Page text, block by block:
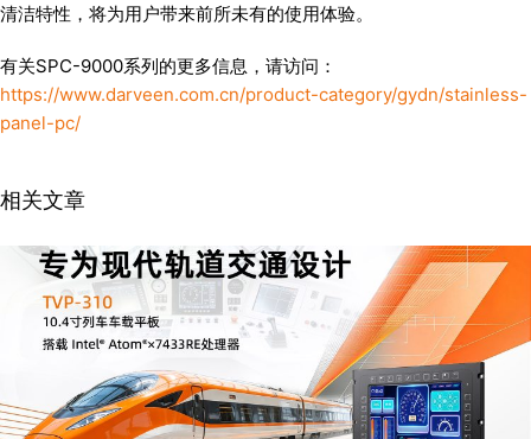
清洁特性，将为用户带来前所未有的使用体验。
有关SPC-9000系列的更多信息，请访问：
https://www.darveen.com.cn/product-category/gydn/stainless-
panel-pc/
相关文章